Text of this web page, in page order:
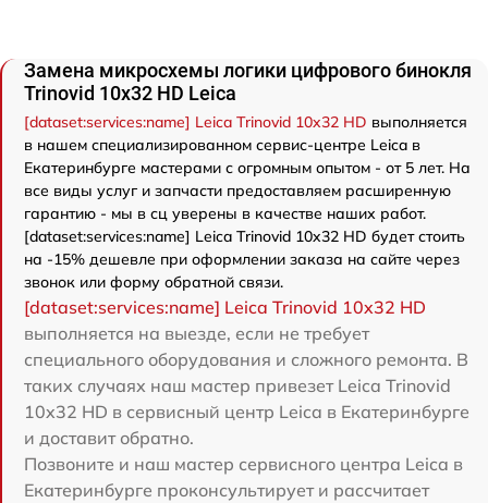
Замена микросхемы логики цифрового бинокля
Trinovid 10x32 HD Leica
[dataset:services:name] Leica Trinovid 10x32 HD выполняется
в нашем специализированном сервис-центре Leica в
Екатеринбурге мастерами с огромным опытом - от 5 лет. На
все виды услуг и запчасти предоставляем расширенную
гарантию - мы в сц уверены в качестве наших работ.
[dataset:services:name] Leica Trinovid 10x32 HD будет стоить
на -15% дешевле при оформлении заказа на сайте через
звонок или форму обратной связи.
[dataset:services:name] Leica Trinovid 10x32 HD
выполняется на выезде, если не требует
специального оборудования и сложного ремонта. В
таких случаях наш мастер привезет Leica Trinovid
10x32 HD в сервисный центр Leica в Екатеринбурге
и доставит обратно.
Позвоните и наш мастер сервисного центра Leica в
Екатеринбурге проконсультирует и рассчитает